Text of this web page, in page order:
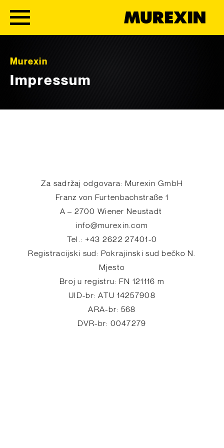
Murexin
Impressum
Za sadržaj odgovara: Murexin GmbH
Franz von Furtenbachstraße 1
A – 2700 Wiener Neustadt
info@murexin.com
Tel.: +43 2622 27401-0
Registracijski sud: Pokrajinski sud bečko N.
Mjesto
Broj u registru: FN 121116 m
UID-br: ATU 14257908
ARA-br: 568
DVR-br: 0047279